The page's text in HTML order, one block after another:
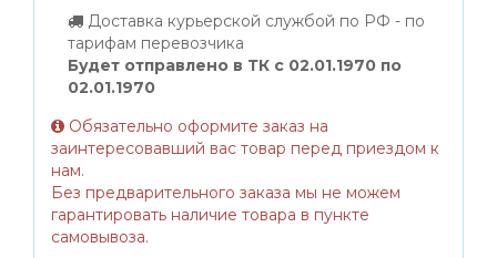
Доставка курьерской службой по РФ - по
тарифам перевозчика
Будет отправлено в ТК с 02.01.1970 по
02.01.1970
Обязательно оформите заказ на
заинтересовавший вас товар перед приездом к
нам.
Без предварительного заказа мы не можем
гарантировать наличие товара в пункте
самовывоза.